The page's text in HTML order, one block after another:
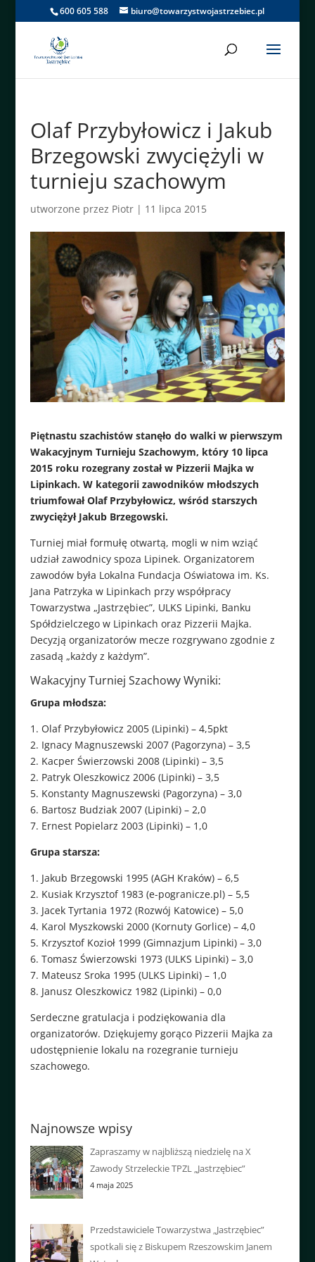
600 605 588 biuro@towarzystwojastrzebiec.pl
Olaf Przybyłowicz i Jakub
Brzegowski zwyciężyli w
turnieju szachowym
utworzone przez Piotr| 11 lipca 2015
Piętnastu szachistów stanęło do walki w pierwszym
Wakacyjnym Turnieju Szachowym, który 10 lipca
2015 roku rozegrany został w Pizzerii Majka w
Lipinkach. W kategorii zawodników młodszych
triumfował Olaf Przybyłowicz, wśród starszych
zwyciężył Jakub Brzegowski.
Turniej miał formułę otwartą, mogli w nim wziąć
udział zawodnicy spoza Lipinek. Organizatorem
zawodów była Lokalna Fundacja Oświatowa im. Ks.
Jana Patrzyka w Lipinkach przy współpracy
Towarzystwa „Jastrzębiec”, ULKS Lipinki, Banku
Spółdzielczego w Lipinkach oraz Pizzerii Majka.
Decyzją organizatorów mecze rozgrywano zgodnie z
zasadą „każdy z każdym”.
Wakacyjny Turniej Szachowy Wyniki:
Grupa młodsza:
1. Olaf Przybyłowicz 2005 (Lipinki) – 4,5pkt
2. Ignacy Magnuszewski 2007 (Pagorzyna) – 3,5
2. Kacper Świerzowski 2008 (Lipinki) – 3,5
2. Patryk Oleszkowicz 2006 (Lipinki) – 3,5
5. Konstanty Magnuszewski (Pagorzyna) – 3,0
6. Bartosz Budziak 2007 (Lipinki) – 2,0
7. Ernest Popielarz 2003 (Lipinki) – 1,0
Grupa starsza:
1. Jakub Brzegowski 1995 (AGH Kraków) – 6,5
2. Kusiak Krzysztof 1983 (e-pogranicze.pl) – 5,5
3. Jacek Tyrtania 1972 (Rozwój Katowice) – 5,0
4. Karol Myszkowski 2000 (Kornuty Gorlice) – 4,0
5. Krzysztof Kozioł 1999 (Gimnazjum Lipinki) – 3,0
6. Tomasz Świerzowski 1973 (ULKS Lipinki) – 3,0
7. Mateusz Sroka 1995 (ULKS Lipinki) – 1,0
8. Janusz Oleszkowicz 1982 (Lipinki) – 0,0
Serdeczne gratulacja i podziękowania dla
organizatorów. Dziękujemy gorąco Pizzerii Majka za
udostępnienie lokalu na rozegranie turnieju
szachowego.
Najnowsze wpisy
Zapraszamy w najbliższą niedzielę na X
Zawody Strzeleckie TPZL „Jastrzębiec”
4 maja 2025
Przedstawiciele Towarzystwa „Jastrzębiec”
spotkali się z Biskupem Rzeszowskim Janem